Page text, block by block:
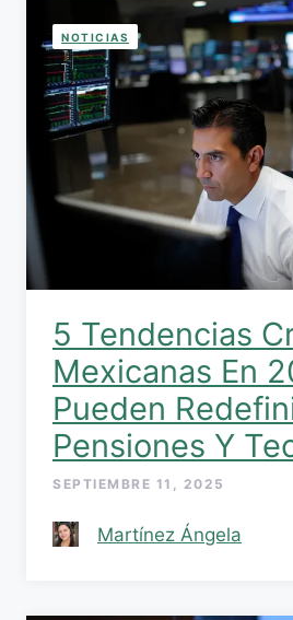
NOTICIAS
5 Tendencias
Mexicanas En
Pueden
Pensiones Y
SEPTIEMBRE 11, 2025
Martínez Ángela